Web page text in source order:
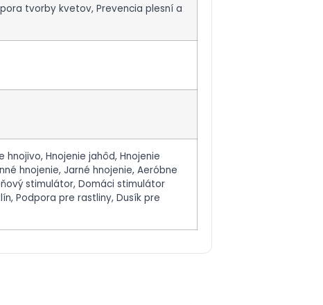
tvorby kvetov, Prevencia plesní a
Hnojenie jahôd, Hnojenie
hnojenie, Jarné hnojenie, Aeróbne
stimulátor, Domáci stimulátor
Podpora pre rastliny, Dusík pre